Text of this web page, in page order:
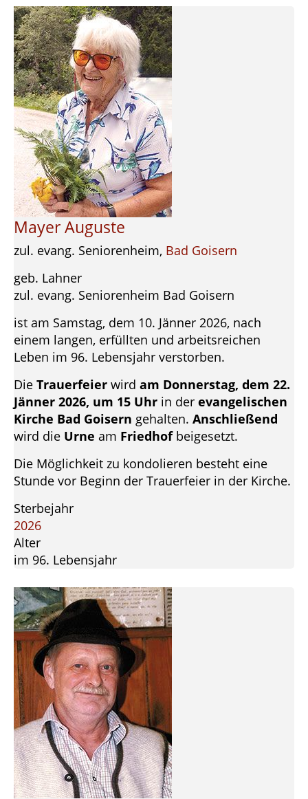
Mayer Auguste
zul. evang. Seniorenheim, Bad Goisern
geb. Lahner
zul. evang. Seniorenheim Bad Goisern
ist am Samstag, dem 10. Jänner 2026, nach
einem langen, erfüllten und arbeitsreichen
Leben im 96. Lebensjahr verstorben.
Die Trauerfeier wird am Donnerstag, dem 22.
Jänner 2026, um 15 Uhr in der evangelischen
Kirche Bad Goisern gehalten. Anschließend
wird die Urne am Friedhofbeigesetzt.
Die Möglichkeit zu kondolieren besteht eine
Stunde vor Beginn der Trauerfeier in der Kirche.
Sterbejahr
2026
Alter
im 96. Lebensjahr